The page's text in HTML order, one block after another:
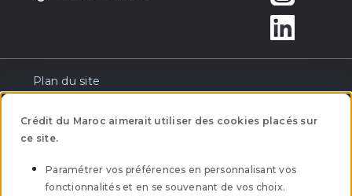
Plan du site
Réclamation
Crédit du Maroc aimerait utiliser des cookies placés sur
ce site.
Paramétrer vos préférences en personnalisant vos
fonctionnalités et en se souvenant de vos choix.